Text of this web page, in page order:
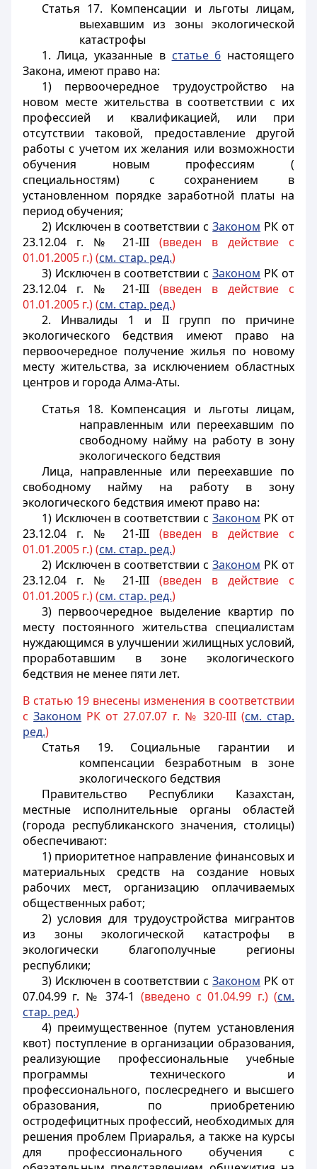
Статья 17. Компенсации и льготы лицам,
выехавшим из зоны экологической
катастрофы
1. Лица, указанные в статье 6 настоящего
Закона, имеют право на:
1) первоочередное трудоустройство на
новом месте жительства в соответствии с их
профессией и квалификацией, или при
отсутствии таковой, предоставление другой
работы с учетом их желания или возможности
обучения новым профессиям (
специальностям) с сохранением в
установленном порядке заработной платы на
период обучения;
2) Исключен в соответствии сЗаконом РК от
23.12.04 г. № 21-III (введен в действие с
01.01.2005 г.) (см. стар. ред.)
3) Исключен в соответствии сЗаконом РК от
23.12.04 г. № 21-III (введен в действие с
01.01.2005 г.) (см. стар. ред.)
2. Инвалиды 1 и II групп по причине
экологического бедствия имеют право на
первоочередное получение жилья по новому
месту жительства, за исключением областных
центров и города Алма-Аты.
Статья 18. Компенсация и льготы лицам,
направленным или переехавшим по
свободному найму на работу в зону
экологического бедствия
Лица, направленные или переехавшие по
свободному найму на работу в зону
экологического бедствия имеют право на:
1) Исключен в соответствии сЗаконом РК от
23.12.04 г. № 21-III (введен в действие с
01.01.2005 г.) (см. стар. ред.)
2) Исключен в соответствии сЗаконом РК от
23.12.04 г. № 21-III (введен в действие с
01.01.2005 г.) (см. стар. ред.)
3) первоочередное выделение квартир по
месту постоянного жительства специалистам
нуждающимся в улучшении жилищных условий,
проработавшим в зоне экологического
бедствия не менее пяти лет.
В статью 19 внесены изменения в соответствии
сЗаконом РК от 27.07.07 г. № 320-III (см. стар.
ред.)
Статья 19. Социальные гарантии и
компенсации безработным в зоне
экологического бедствия
Правительство Республики Казахстан,
местные исполнительные органы областей
(города республиканского значения, столицы)
обеспечивают:
1) приоритетное направление финансовых и
материальных средств на создание новых
рабочих мест, организацию оплачиваемых
общественных работ;
2) условия для трудоустройства мигрантов
из зоны экологической катастрофы в
экологически благополучные регионы
республики;
3) Исключен в соответствии сЗаконом РК от
07.04.99 г. № 374-1 (введено с 01.04.99 г.) (см.
стар. ред.)
4) преимущественное (путем установления
квот) поступление в организации образования,
реализующие профессиональные учебные
программы технического и
профессионального, послесреднего и высшего
образования, по приобретению
остродефицитных профессий, необходимых для
решения проблем Приаралья, а также на курсы
для профессионального обучения с